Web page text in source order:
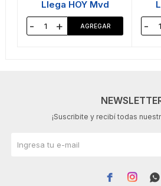
Llega HOY Mvd
- + -
¡Suscribite y recibí todas
  